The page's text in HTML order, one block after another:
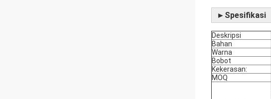
►Spesifikasi
Deskripsi
Bahan
Warna
Bobot
Kekerasan:
MOQ